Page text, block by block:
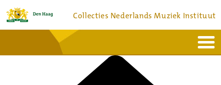
Collecties Nederlands Muziek Instituut
Bronnen en collecties